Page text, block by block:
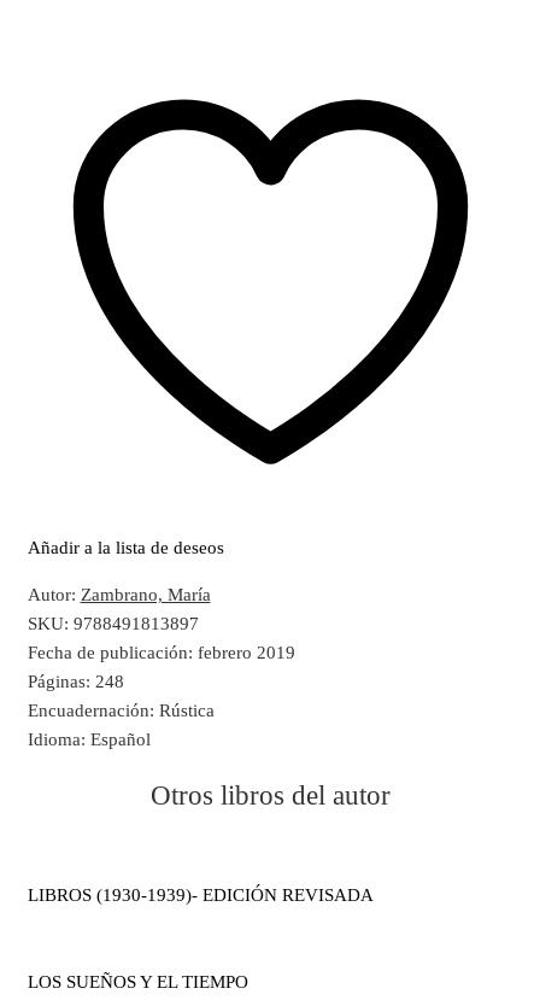
Añadir a la lista de deseos
Autor: Zambrano, María
SKU: 9788491813897
Fecha de publicación: febrero 2019
Páginas: 248
Encuadernación: Rústica
Idioma: Español
Otros libros del autor
LIBROS (1930-1939)- EDICIÓN REVISADA
LOS SUEÑOS Y EL TIEMPO